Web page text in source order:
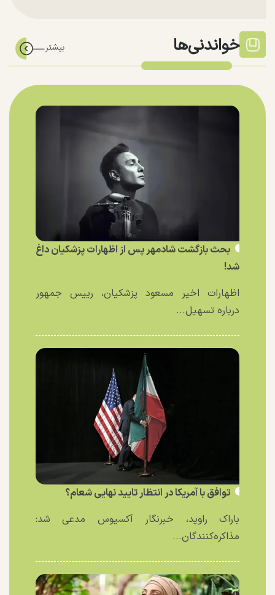
خواندنی‌ها
بحث بازگشت شادمهر پس از اظهارات پزشکیان داغ
شد!
اظهارات اخیر مسعود پزشکیان، رییس جمهور
درباره تسهیل...
توافق با آمریکا در انتظار تایید نهایی شعام؟
باراک راوید، خبرنگار آکسیوس مدعی شد:
مذاکره‌کنندگان...